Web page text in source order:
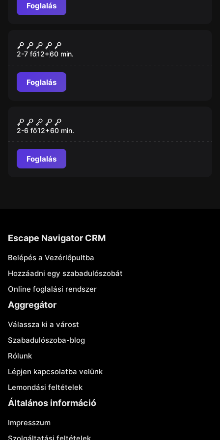
Foglalás
Harc a Trónért
2-7 fő12+60 min.
Foglalás
Bosszúállók Szabadulószoba
2-6 fő12+60 min.
Foglalás
Escape Navigator CRM
Belépés a Vezérlőpultba
Hozzáadni egy szabadulószobát
Online foglalási rendszer
Aggregátor
Válassza ki a várost
Szabadulószoba-blog
Rólunk
Lépjen kapcsolatba velünk
Lemondási feltételek
Általános információ
Impresszum